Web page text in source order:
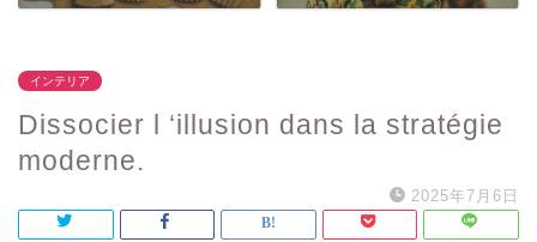
インテリア
Dissocier l ‘illusion dans la stratégie
moderne.
2025年7月6日